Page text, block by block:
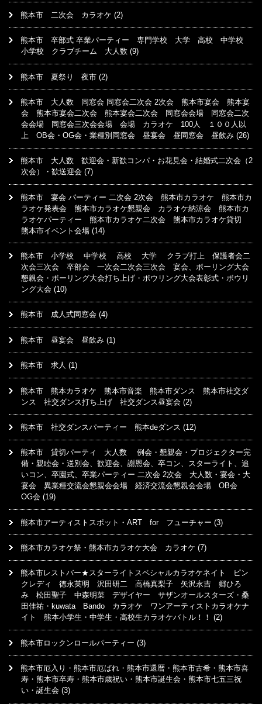
熊本市 二次会 カラオケ (2)
熊本市 卒部式 卒業パーティー 専門学校 大学 高校 中学校
小学校 クラブチーム 大人数 (9)
熊本市 夏祭り 夜市 (2)
熊本市 大人数 同窓会 同窓会二次会 2次会 熊本市宴会 熊本宴
会 熊本市宴会二次会 熊本宴会二次会 同窓会会場 同窓会二次
会会場 同窓会三次会会場 会場 カラオケ 100人 １００人以
上 OB会・OG会・業種別同窓会 昼宴会 昼同窓会 昼飲み (26)
熊本市 大人数 歓迎会・新歓コンパ・お花見会・結婚式二次会（2
次会）・歓送迎会 (7)
熊本市 宴会 パーティー 二次会 2次会 熊本市カラオケ 熊本市カ
ラオケ発表会 熊本市カラオケ懇親会 カラオケ納涼会 熊本市カ
ラオケパーティー 熊本市カラオケ二次会 熊本市カラオケ貸切
熊本市イベント会場 (14)
熊本市 小学校 中学校 高校 大学 クラブ打上 保護者会二
次会三次会 卒部会 一次会二次会三次会 宴会、ボーリング大会
懇親会・ボーリング大会打ち上げ・ボウリング大会表彰式・ボウリ
ング大会 (10)
熊本市 成人式同窓会 (4)
熊本市 昼宴会 昼飲み (1)
熊本市 求人 (1)
熊本市 熊本カラオケ 熊本市音楽 熊本市ダンス 熊本市社交ダ
ンス 社交ダンス打ち上げ 社交ダンス昼宴会 (2)
熊本市 社交ダンスパーティー 熊本deダンス (12)
熊本市 貸切パーティ 大人数 例会・懇親会・プロジェクター完
備・親睦会・送別会、歓迎会、謝恩会、卒コン、スターライト、追
いコン、卒園式、卒業パーティー 二次会 2次会 大人数・宴会・大
宴会 異業種交流会懇親会会場 経済交流会懇親会会場 OB会
OG会 (19)
熊本市アーティストスポット・ART for フューチャー (3)
熊本市カラオケ祭・熊本市カラオケ大会 カラオケ (7)
熊本市レストバー★スターライトスペシャルカラオケネイト ピン
クレディ 徳永英明 沢田研二 高橋真梨子 矢沢永吉 郷ひろ
み 松田聖子 中森明菜 デザイヤー サザンオールスターズ・桑
田佳祐・kuwata Bando カラオケ ワンアーティストカラオケナ
イト 熊本小学生・中学生・高校生カラオケバトル！！ (2)
熊本市ロックンロールパーティー (3)
熊本市厄入り・熊本市厄ばれ・熊本市還暦・熊本市古希・熊本市喜
寿・熊本市卒寿・熊本市歳祝い・熊本市誕生会・熊本市七五三祝
い・誕生会 (3)